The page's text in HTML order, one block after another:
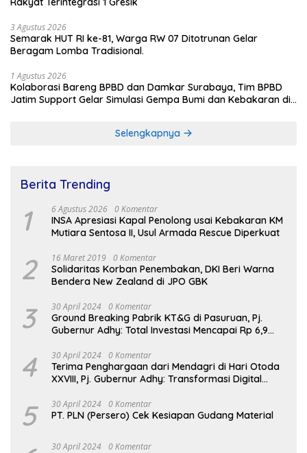
3 Agustus 2026
Semarak HUT RI ke-81, Warga RW 07 Ditotrunan Gelar
Beragam Lomba Tradisional.
1 Agustus 2026
Kolaborasi Bareng BPBD dan Damkar Surabaya, Tim BPBD
Jatim Support Gelar Simulasi Gempa Bumi dan Kebakaran di
Selengkapnya
Berita Trending
1 6 Agustus 2026 0 Komentar
INSA Apresiasi Kapal Penolong usai Kebakaran KM
Mutiara Sentosa II, Usul Armada Rescue Diperkuat
2 16 Maret 2019 0 Komentar
Solidaritas Korban Penembakan, DKI Beri Warna
Bendera New Zealand di JPO GBK
3 30 April 2024 0 Komentar
Ground Breaking Pabrik KT&G di Pasuruan, Pj.
Gubernur Adhy: Total Investasi Mencapai Rp 6,9
4 30 April 2024 0 Komentar
Terima Penghargaan dari Mendagri di Hari Otoda
XXVIII, Pj. Gubernur Adhy: Transformasi Digital
Keberhasilan Jatim
5 30 April 2024 0 Komentar
PT. PLN (Persero) Cek Kesiapan Gudang Material
30 April 2024 0 Komentar